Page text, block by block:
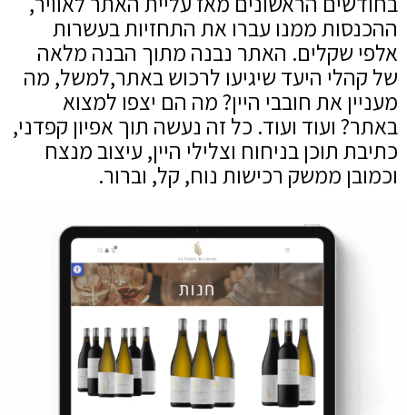
ההכנסות ממנו עברו את התחזיות בעשרות
אלפי שקלים. האתר נבנה מתוך הבנה מלאה
של קהלי היעד שיגיעו לרכוש באתר,למשל, מה
מעניין את חובבי היין? מה הם יצפו למצוא
באתר? ועוד ועוד. כל זה נעשה תוך אפיון קפדני,
כתיבת תוכן בניחוח וצלילי היין, עיצוב מנצח
וכמובן ממשק רכישות נוח, קל, וברור.